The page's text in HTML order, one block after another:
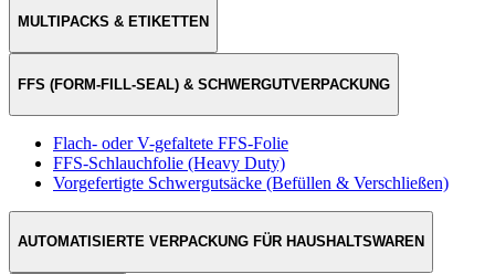
MULTIPACKS & ETIKETTEN
FFS (FORM-FILL-SEAL) & SCHWERGUTVERPACKUNG
Flach- oder V-gefaltete FFS-Folie
FFS-Schlauchfolie (Heavy Duty)
Vorgefertigte Schwergutsäcke (Befüllen & Verschließen)
AUTOMATISIERTE VERPACKUNG FÜR HAUSHALTSWAREN